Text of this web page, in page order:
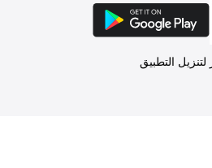
التطبيق